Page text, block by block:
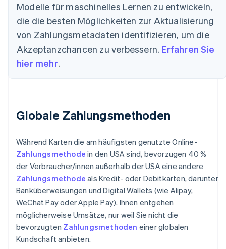
Modelle für maschinelles Lernen zu entwickeln,
die die besten Möglichkeiten zur Aktualisierung
von Zahlungsmetadaten identifizieren, um die
Akzeptanzchancen zu verbessern. Erfahren Sie
hier mehr.
Globale Zahlungsmethoden
Während Karten die am häufigsten genutzte Online-
Zahlungsmethode in den USA sind, bevorzugen 40 %
der Verbraucher/innen außerhalb der USA eine andere
Zahlungsmethode als Kredit- oder Debitkarten, darunter
Banküberweisungen und Digital Wallets (wie Alipay,
WeChat Pay oder Apple Pay). Ihnen entgehen
möglicherweise Umsätze, nur weil Sie nicht die
bevorzugten Zahlungsmethoden einer globalen
Kundschaft anbieten.